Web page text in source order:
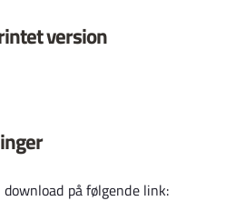
version
på følgende link: